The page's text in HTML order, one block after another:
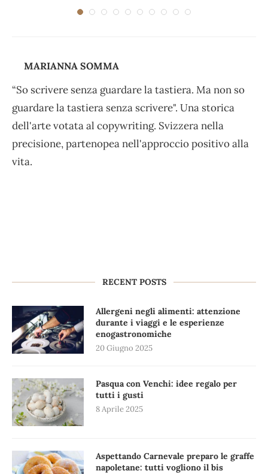
MARIANNA SOMMA
“So scrivere senza guardare la tastiera. Ma non so
guardare la tastiera senza scrivere". Una storica
dell'arte votata al copywriting. Svizzera nella
precisione, partenopea nell'approccio positivo alla
vita.
RECENT POSTS
Allergeni negli alimenti: attenzione
durante i viaggi e le esperienze
enogastronomiche
20 Giugno 2025
Pasqua con Venchi: idee regalo per
tutti i gusti
8 Aprile 2025
Aspettando Carnevale preparo le graffe
napoletane: tutti vogliono il bis